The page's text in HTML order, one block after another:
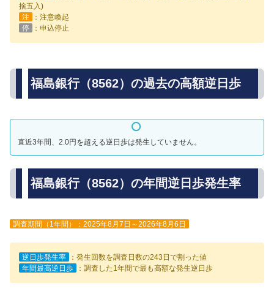
捨五入)
注
：注意喚起
停
：申込停止
福島銀行（8562）の過去の高額逆日歩
直近3年間、2.0円を超える逆日歩は発生していません。
福島銀行（8562）の年間逆日歩発生率
調査期間（1年間）：2025年8月7日～2026年8月6日
逆日歩発生率
：発生回数を調査日数の243日で割った値
年間最高逆日歩
：調査した1年間で最も高額な発生逆日歩